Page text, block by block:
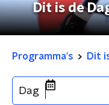
Dit is de
Programma's Dit
Dag